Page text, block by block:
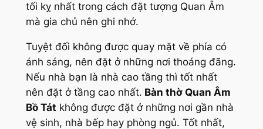
tối kỵ nhất trong cách đặt tượng Quan Âm
mà gia chủ nên ghi nhớ.
Tuyệt đối không được quay mặt về phía có
ánh sáng, nên đặt ở những nơi thoáng đãng.
Nếu nhà bạn là nhà cao tầng thì tốt nhất
nên đặt ở tầng cao nhất. Bàn thờ Quan Âm
Bồ Tát không được đặt ở những nơi gần nhà
vệ sinh, nhà bếp hay phòng ngủ. Tốt nhất,